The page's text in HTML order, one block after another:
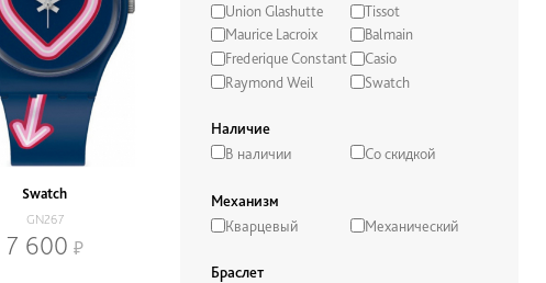
Union Glashutte
Maurice Lacroix
Frederique Constant
Raymond Weil
Tissot
Balmain
Casio
Swatch
Наличие
В наличии
Со скидкой
Механизм
Кварцевый
Механический
Браслет
Swatch
GN267
7 600